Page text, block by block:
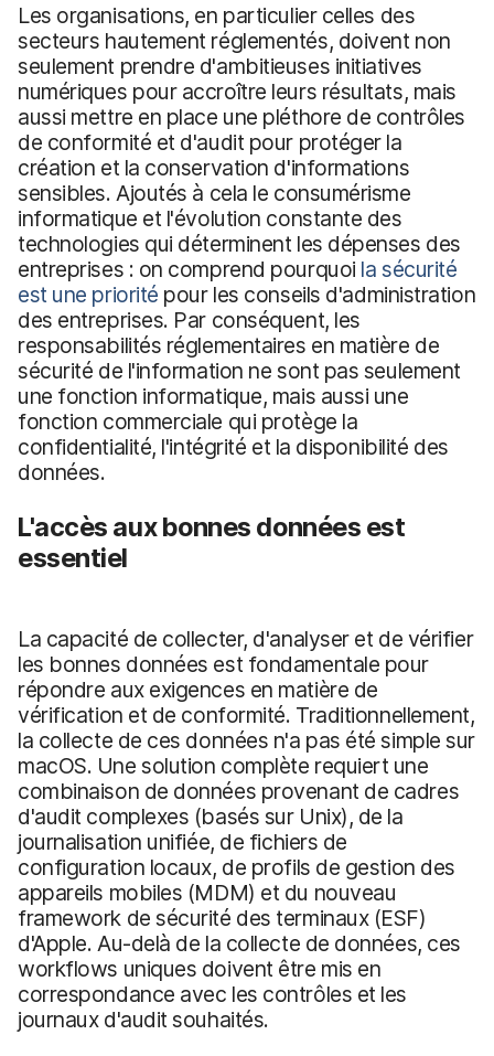
Les organisations, en particulier celles des
secteurs hautement réglementés, doivent non
seulement prendre d'ambitieuses initiatives
numériques pour accroître leurs résultats, mais
aussi mettre en place une pléthore de contrôles
de conformité et d'audit pour protéger la
création et la conservation d'informations
sensibles. Ajoutés à cela le consumérisme
informatique et l'évolution constante des
technologies qui déterminent les dépenses des
entreprises : on comprend pourquoi la sécurité
est une priorité pour les conseils d'administration
des entreprises. Par conséquent, les
responsabilités réglementaires en matière de
sécurité de l'information ne sont pas seulement
une fonction informatique, mais aussi une
fonction commerciale qui protège la
confidentialité, l'intégrité et la disponibilité des
données.
L'accès aux bonnes données est
essentiel
La capacité de collecter, d'analyser et de vérifier
les bonnes données est fondamentale pour
répondre aux exigences en matière de
vérification et de conformité. Traditionnellement,
la collecte de ces données n'a pas été simple sur
macOS. Une solution complète requiert une
combinaison de données provenant de cadres
d'audit complexes (basés sur Unix), de la
journalisation unifiée, de fichiers de
configuration locaux, de profils de gestion des
appareils mobiles (MDM) et du nouveau
framework de sécurité des terminaux (ESF)
d'Apple. Au-delà de la collecte de données, ces
workflows uniques doivent être mis en
correspondance avec les contrôles et les
journaux d'audit souhaités.